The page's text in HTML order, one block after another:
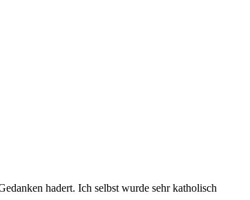
hadert. Ich selbst wurde sehr katholisch